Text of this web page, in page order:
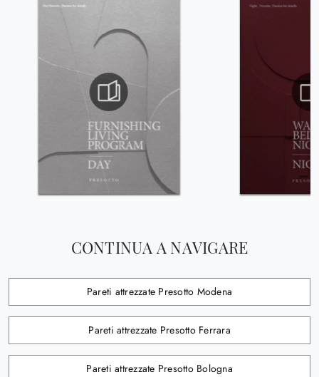
CONTINUA A NAVIGARE
Pareti attrezzate Presotto Modena
Pareti attrezzate Presotto Ferrara
Pareti attrezzate Presotto Bologna